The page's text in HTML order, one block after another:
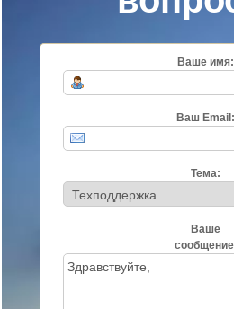
Ваше имя:
Ваш Email:
Тема:
Ваше